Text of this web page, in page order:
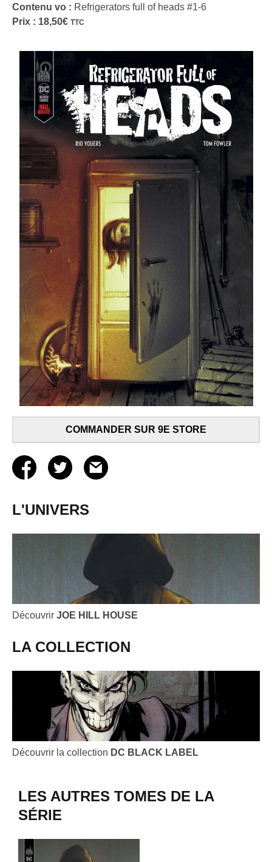
Contenu vo : Refrigerators full of heads #1-6
Prix : 18,50€ TTC
COMMANDER SUR 9E STORE
L'UNIVERS
Découvrir JOE HILL HOUSE
LA COLLECTION
Découvrir la collection DC BLACK LABEL
LES AUTRES TOMES DE LA
SÉRIE